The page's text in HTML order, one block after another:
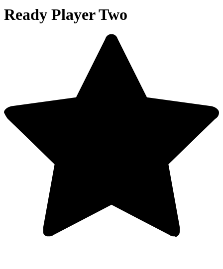
Ready Player Two